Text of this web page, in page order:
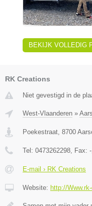
BEKIJK VOLLEDIG
RK Creations
Niet gevestigd in de
West-Vlaanderen »
Poekestraat 8700
Tel: 0473262298 , Fax: -
E-mail › RK Creations
Website: http://